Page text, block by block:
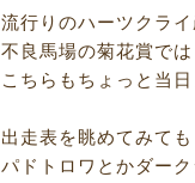
流行りのハーツクライ
不良馬場の菊花賞では
こちらもちょっと当日
出走表を眺めてみても
パドトロワとかダー